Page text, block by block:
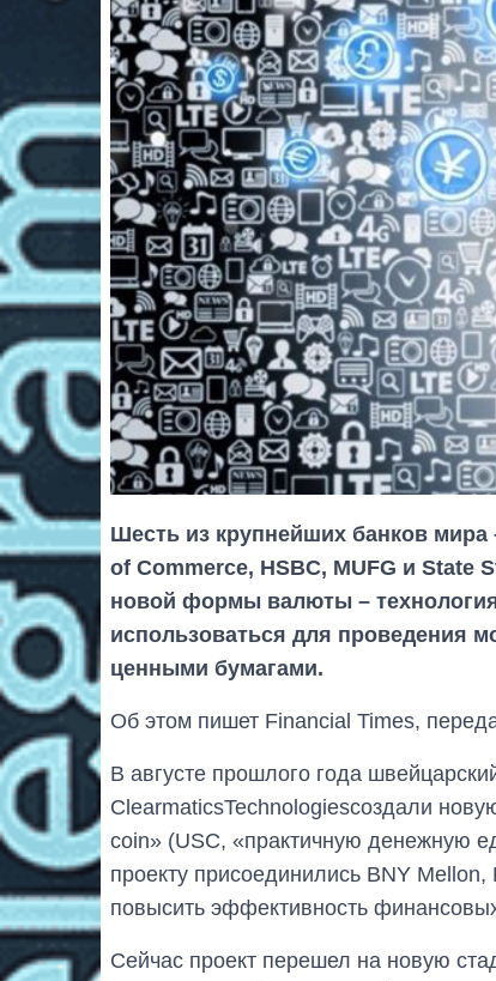
Шесть из крупнейших банков
of Commerce, HSBC, MUFG и State
новой формы валюты –
использоваться для проведения
ценными бумагами.
Об этом пишет Financial Times,
В августе прошлого года
ClearmaticsTechnologiesсоздали
coin» (USC, «практичную денежную
проекту присоединились BNY
повысить эффективность
Сейчас проект перешел на новую